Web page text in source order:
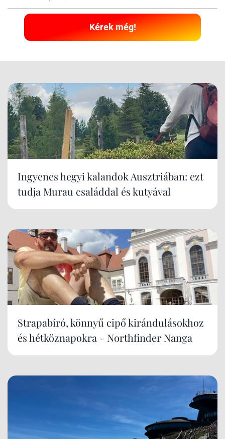
Kérek még!
Ingyenes hegyi kalandok Ausztriában: ezt
tudja Murau családdal és kutyával
Strapabíró, könnyű cipő kirándulásokhoz
és hétköznapokra - Northfinder Nanga